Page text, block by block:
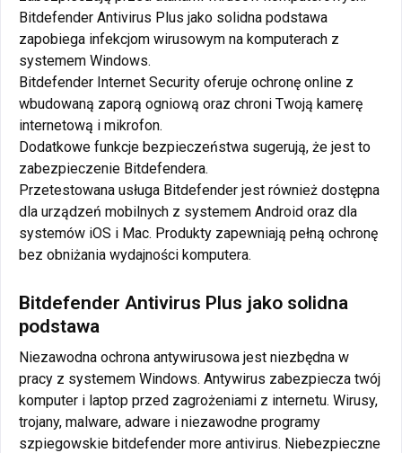
Bitdefender Antivirus Plus jako solidna podstawa
zapobiega infekcjom wirusowym na komputerach z
systemem Windows.
Bitdefender Internet Security oferuje ochronę online z
wbudowaną zaporą ogniową oraz chroni Twoją kamerę
internetową i mikrofon.
Dodatkowe funkcje bezpieczeństwa sugerują, że jest to
zabezpieczenie Bitdefendera.
Przetestowana usługa Bitdefender jest również dostępna
dla urządzeń mobilnych z systemem Android oraz dla
systemów iOS i Mac. Produkty zapewniają pełną ochronę
bez obniżania wydajności komputera.
Bitdefender Antivirus Plus jako solidna
podstawa
Niezawodna ochrona antywirusowa jest niezbędna w
pracy z systemem Windows. Antywirus zabezpiecza twój
komputer i laptop przed zagrożeniami z internetu. Wirusy,
trojany, malware, adware i niezawodne programy
szpiegowskie bitdefender more antivirus. Niebezpieczne